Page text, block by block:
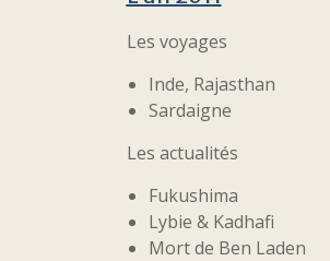
Les voyages
Inde, Rajasthan
Sardaigne
Les actualités
Fukushima
Lybie & Kadhafi
Mort de Ben Laden